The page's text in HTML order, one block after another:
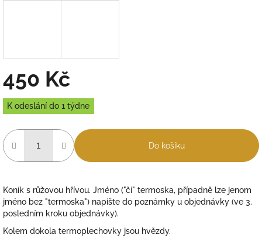
450 Kč
Měrná
cena:
K odeslání do 1 týdne
Do košíku
Koník s růžovou hřívou. Jméno ("čí" termoska, případně lze jenom
jméno bez "termoska") napište do poznámky u objednávky (ve 3.
posledním kroku objednávky).
Kolem dokola termoplechovky jsou hvězdy.